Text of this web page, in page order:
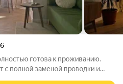
готова к проживанию.
с полной заменой проводки и